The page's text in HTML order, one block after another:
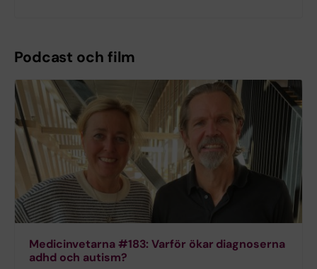
Podcast och film
Medicinvetarna #183: Varför ökar diagnoserna
adhd och autism?